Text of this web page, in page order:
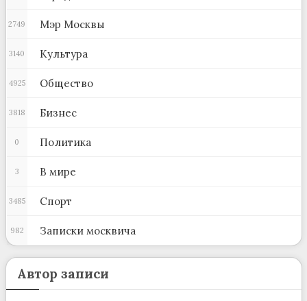
Мэр Москвы
2749
Культура
3140
Общество
4925
Бизнес
3818
Политика
0
В мире
3
Спорт
3485
Записки москвича
982
Автор записи